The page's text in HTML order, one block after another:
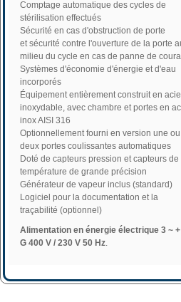
Comptage automatique des cycles de
stérilisation effectués
Sécurité en cas d'obstruction de porte
et sécurité contre l'ouverture de la porte
milieu du cycle en cas de panne de
Systèmes d'économie d'énergie et d'eau
incorporés
Équipement entièrement construit en
inoxydable, avec chambre et portes en
inox AISI 316
Optionnellement fourni en version une ou
deux portes coulissantes automatiques
Doté de capteurs pression et capteurs de
température de grande précision
Générateur de vapeur inclus (standard)
Logiciel pour la documentation et la
traçabilité (optionnel)
Alimentation en énergie électrique 3 ~ +
G 400 V / 230 V 50 Hz.